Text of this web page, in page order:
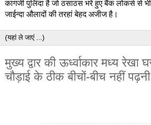
कागजी पुलिंदा है जो ठसाठस भरे हुए बैंक लोकर्स से भी
जाईन्दा औलादों की तरहां बेहद अजीज है।
मुख्य द्वार की ऊर्ध्वाकार मध्य रेखा
चौड़ाई के ठीक बीचों-बीच नहीं पढ़नी